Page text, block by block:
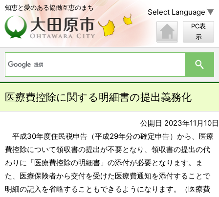
知恵と愛のある協働互恵のまち Select Language ▼
PC表
示
医療費控除に関する明細書の提出義務化
公開日 2023年11月10日
平成30年度住民税申告（平成29年分の確定申告）から、医療
費控除について領収書の提出が不要となり、領収書の提出の代
わりに「医療費控除の明細書」の添付が必要となります。ま
た、医療保険者から交付を受けた医療費通知を添付することで
明細の記入を省略することもできるようになります。（医療費